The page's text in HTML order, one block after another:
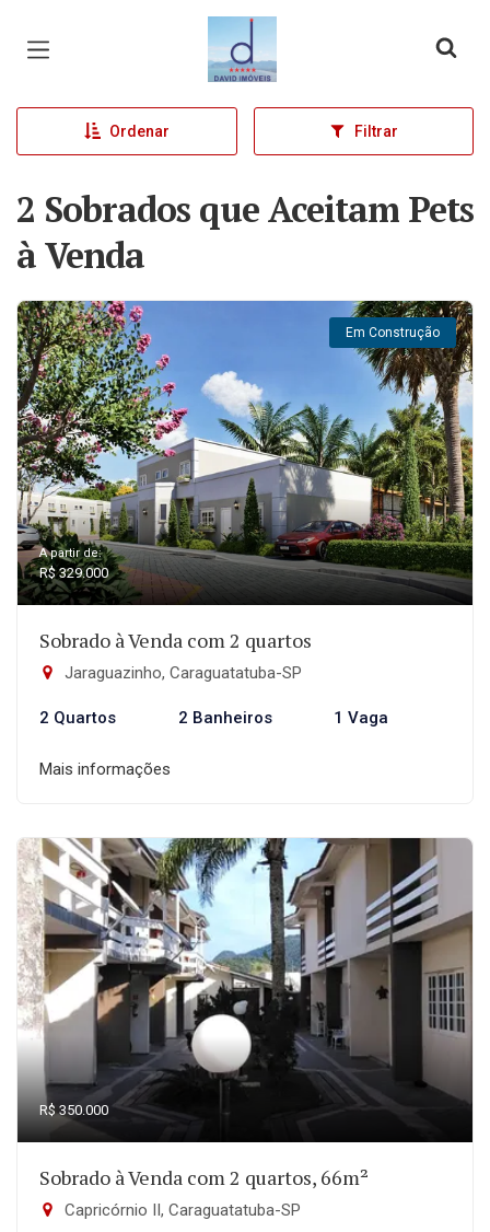
Página inicial
Ordenar Filtrar
2 Sobrados que Aceitam Pets
à Venda
Em Construção
A partir de:
R$ 329.000
Sobrado à Venda com 2 quartos
Jaraguazinho, Caraguatatuba-SP
2 Quartos 2 Banheiros 1 Vaga
Mais informações
R$ 350.000
Sobrado à Venda com 2 quartos, 66m²
Capricórnio II, Caraguatatuba-SP